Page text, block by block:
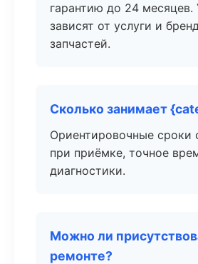
гарантию до 24 месяцев.
зависят от услуги и
запчастей.
Сколько занимает
Ориентировочные сроки
при приёмке, точное
диагностики.
Можно ли
ремонте?